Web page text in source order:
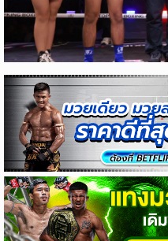
NBA
ข่าว
NFL
คอ
ลัม
นิ
สต์
วิเคราะห์
บอล